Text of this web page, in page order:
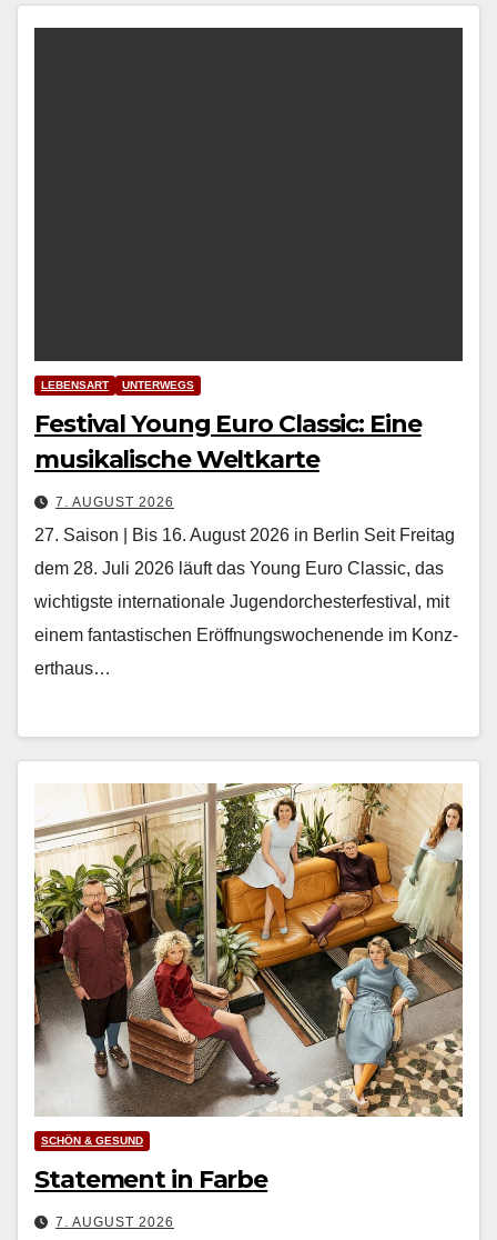
LEBENSART UNTERWEGS
Festival Young Euro Classic: Eine
musikalische Weltkarte
7. AUGUST 2026
27. Saison | Bis 16. August 2026 in Berlin Seit Fre­itag
dem 28. Juli 2026 läuft das Young Euro Clas­sic, das
wichtig­ste inter­na­tionale Ju­gendorchesterfestival, mit
einem fan­tastis­chen Eröff­nungswoch­enende im Konz­
erthaus…
SCHÖN & GESUND
Statement in Farbe
7. AUGUST 2026